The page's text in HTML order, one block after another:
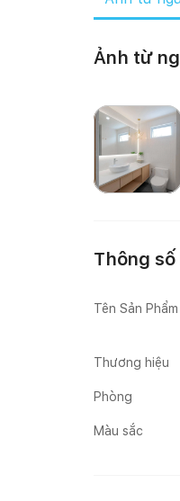
Ảnh từ
Thông
Tên Sản Phẩm
Thương hiệu
Phòng
Màu sắc